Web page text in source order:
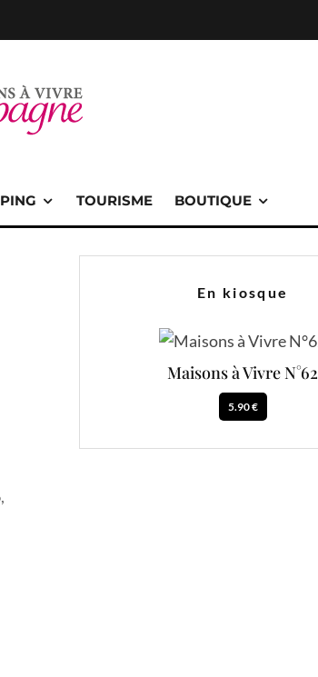
TOURISME BOUTIQUE
En kiosque
Maisons à Vivre N°62
5.90 €